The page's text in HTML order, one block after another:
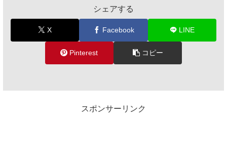
シェアする
X Facebook LINE
Pinterest コピー
スポンサーリンク